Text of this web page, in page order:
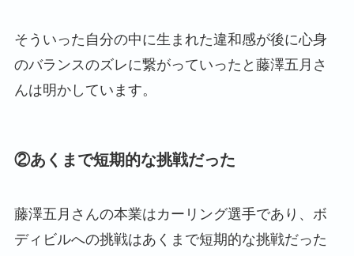
そういった自分の中に生まれた違和感が後に心身
のバランスのズレに繋がっていったと藤澤五月さ
んは明かしています。
②あくまで短期的な挑戦だった
藤澤五月さんの本業はカーリング選手であり、ボ
ディビルへの挑戦はあくまで短期的な挑戦だった